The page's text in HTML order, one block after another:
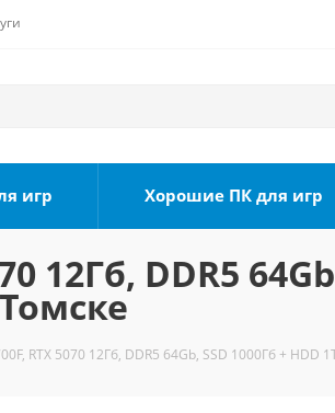
игр Хорошие ПК для игр
12Гб, DDR5
RTX 5070 12Гб, DDR5 64Gb, SSD 1000Гб + HDD